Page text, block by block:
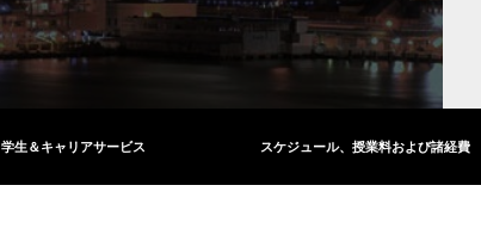
学生＆キャリアサービス スケジュール、授業料および諸経費